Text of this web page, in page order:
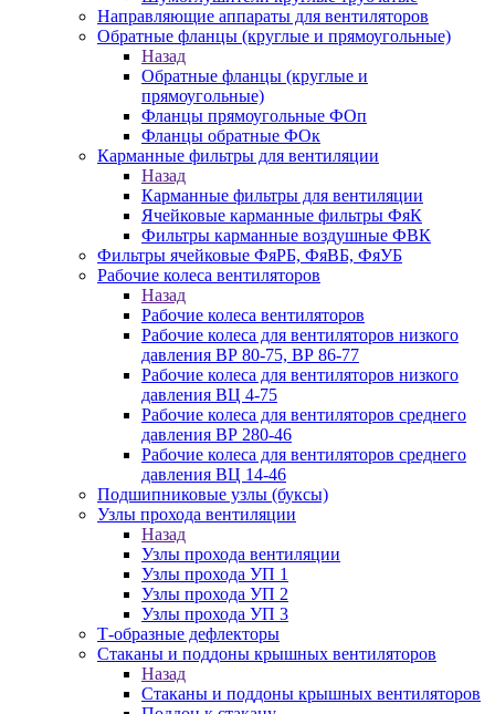
Направляющие аппараты для вентиляторов
Обратные фланцы (круглые и прямоугольные)
Назад
Обратные фланцы (круглые и
прямоугольные)
Фланцы прямоугольные ФОп
Фланцы обратные ФОк
Карманные фильтры для вентиляции
Назад
Карманные фильтры для вентиляции
Ячейковые карманные фильтры ФяК
Фильтры карманные воздушные ФВК
Фильтры ячейковые ФяРБ, ФяВБ, ФяУБ
Рабочие колеса вентиляторов
Назад
Рабочие колеса вентиляторов
Рабочие колеса для вентиляторов низкого
давления ВР 80-75, ВР 86-77
Рабочие колеса для вентиляторов низкого
давления ВЦ 4-75
Рабочие колеса для вентиляторов среднего
давления ВР 280-46
Рабочие колеса для вентиляторов среднего
давления ВЦ 14-46
Подшипниковые узлы (буксы)
Узлы прохода вентиляции
Назад
Узлы прохода вентиляции
Узлы прохода УП 1
Узлы прохода УП 2
Узлы прохода УП 3
Т-образные дефлекторы
Стаканы и поддоны крышных вентиляторов
Назад
Стаканы и поддоны крышных вентиляторов